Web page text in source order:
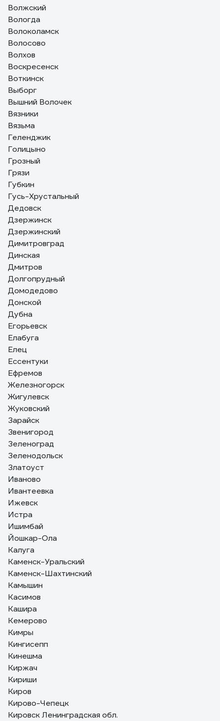
Волжский
Вологда
Волоколамск
Волосово
Волхов
Воскресенск
Воткинск
Выборг
Вышний Волочек
Вязники
Вязьма
Геленджик
Голицыно
Грозный
Грязи
Губкин
Гусь-Хрустальный
Дедовск
Дзержинск
Дзержинский
Димитровград
Динская
Дмитров
Долгопрудный
Домодедово
Донской
Дубна
Егорьевск
Елабуга
Елец
Ессентуки
Ефремов
Железногорск
Жигулевск
Жуковский
Зарайск
Звенигород
Зеленоград
Зеленодольск
Златоуст
Иваново
Ивантеевка
Ижевск
Истра
Ишимбай
Йошкар-Ола
Калуга
Каменск-Уральский
Каменск-Шахтинский
Камышин
Касимов
Кашира
Кемерово
Кимры
Кингисепп
Кинешма
Киржач
Кириши
Киров
Кирово-Чепецк
Кировск Ленинградская обл.